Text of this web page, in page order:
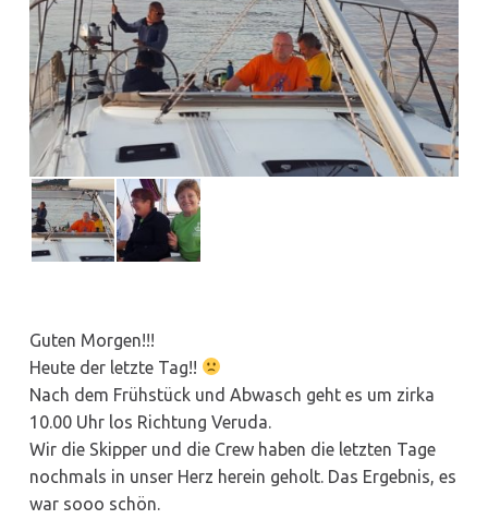
Guten Morgen!!!
Heute der letzte Tag!!
Nach dem Frühstück und Abwasch geht es um zirka
10.00 Uhr los Richtung Veruda.
Wir die Skipper und die Crew haben die letzten Tage
nochmals in unser Herz herein geholt. Das Ergebnis, es
war sooo schön.